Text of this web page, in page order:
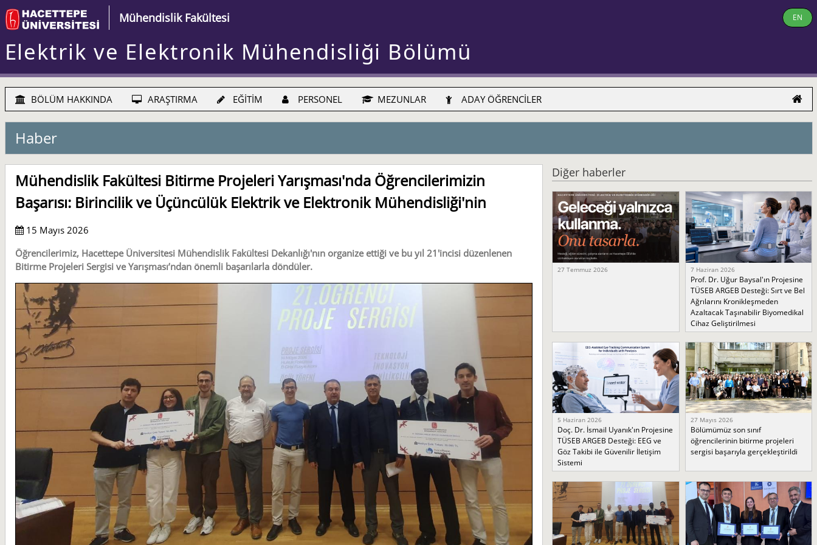
Mühendislik Fakültesi EN
Elektrik ve Elektronik Mühendisliği Bölümü
BÖLÜM HAKKINDA ARAŞTIRMA EĞİTİM PERSONEL MEZUNLAR ADAY ÖĞRENCİLER
Haber
Mühendislik Fakültesi Bitirme Projeleri Yarışması'nda Öğrencilerimizin
Başarısı: Birincilik ve Üçüncülük Elektrik ve Elektronik Mühendisliği'nin
15 Mayıs 2026
Öğrencilerimiz, Hacettepe Üniversitesi Mühendislik Fakültesi Dekanlığı'nın organize ettiği ve bu yıl 21'incisi düzenlenen
Bitirme Projeleri Sergisi ve Yarışması’ndan önemli başarılarla döndüler.
Diğer haberler
27 Temmuz 2026 7 Haziran 2026
Prof. Dr. Uğur Baysal'ın Projesine
TÜSEB ARGEB Desteği: Sırt ve Bel
Ağrılarını Kronikleşmeden
Azaltacak Taşınabilir Biyomedikal
Cihaz Geliştirilmesi
5 Haziran 2026
Doç. Dr. İsmail Uyanık'ın Projesine
TÜSEB ARGEB Desteği: EEG ve
Göz Takibi ile Güvenilir İletişim
Sistemi
27 Mayıs 2026
Bölümümüz son sınıf
öğrencilerinin bitirme projeleri
sergisi başarıyla gerçekleştirildi